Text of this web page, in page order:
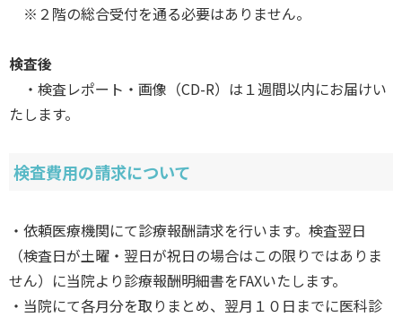
※２階の総合受付を通る必要はありません。
検査後
・検査レポート・画像（CD-R）は１週間以内にお届けい
たします。
検査費用の請求について
・依頼医療機関にて診療報酬請求を行います。検査翌日
（検査日が土曜・翌日が祝日の場合はこの限りではありま
せん）に当院より診療報酬明細書をFAXいたします。
・当院にて各月分を取りまとめ、翌月１０日までに医科診